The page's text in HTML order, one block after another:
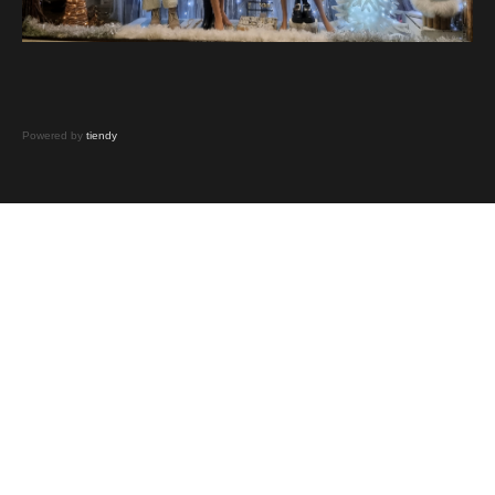
Powered by tiendy